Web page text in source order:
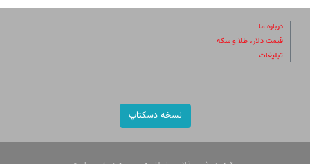
درباره ما
قیمت دلار، طلا و سکه
تبلیغات
نسخه دسکتاپ